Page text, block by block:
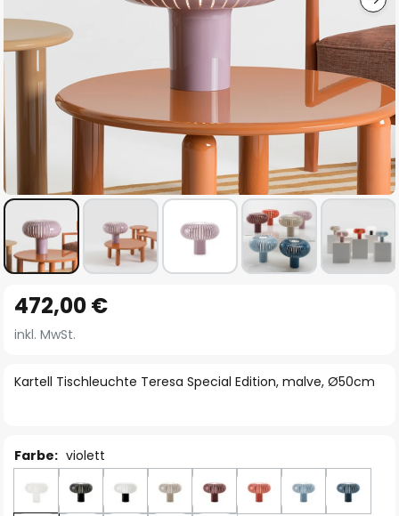
Anfang
der
springen
Kartell Tischleuchte Teresa Special Edition, malve, Ø50cm
472,00 €
inkl. MwSt.
Farbe: violett